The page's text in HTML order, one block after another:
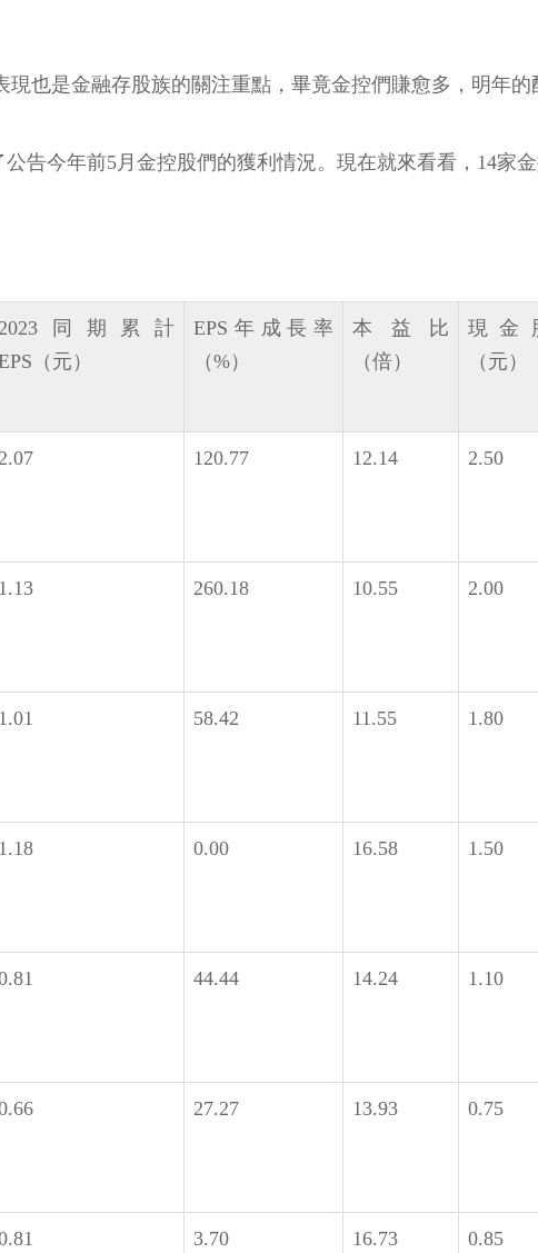
也是金融存股族的關注重點，畢竟金控們賺愈多，明年的
告今年前5月金控股們的獲利情況。現在就來看看，14家
同期累計
（元）
EPS年成長率
（%）
本益比
（倍）
現金
（元）
120.77 12.14 2.50
1.13 260.18 10.55 2.00
1.01 58.42 11.55 1.80
1.18 0.00 16.58 1.50
44.44 14.24 1.10
27.27 13.93 0.75
3.70 16.73 0.85